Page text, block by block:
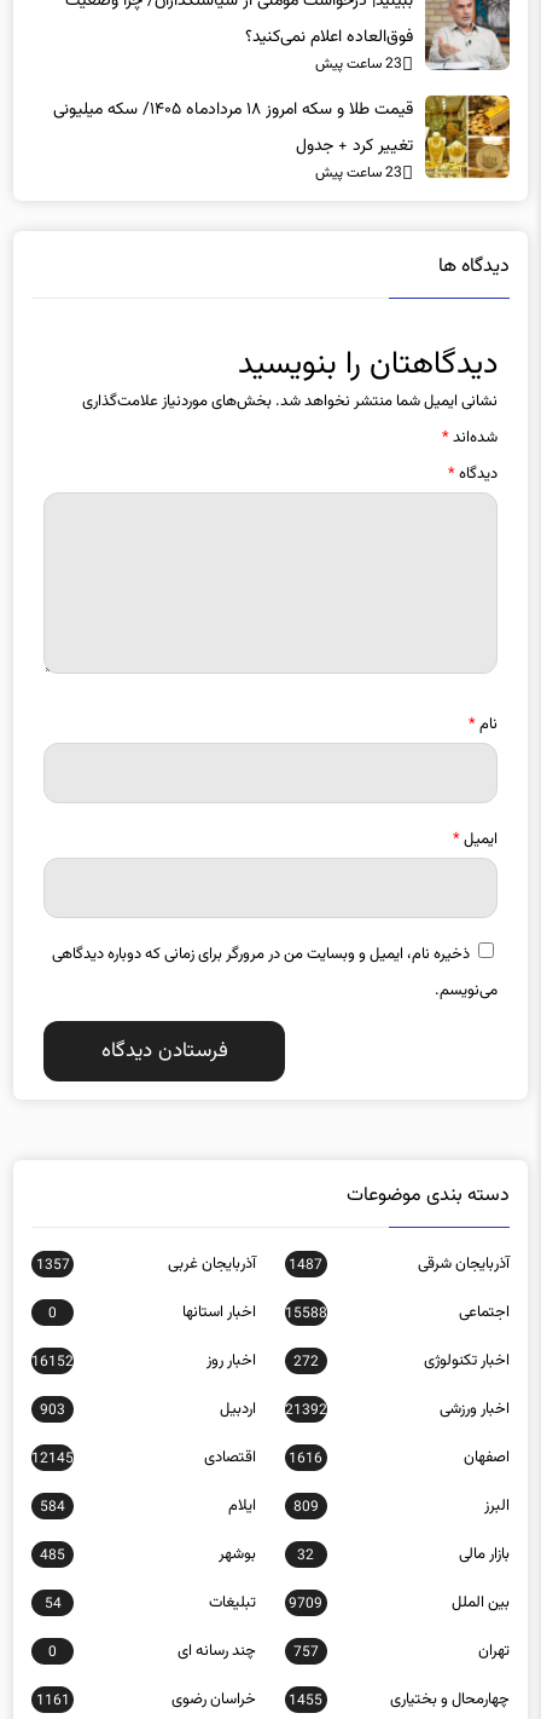
فوق‌العاده اعلام نمی‌کنید؟
23 ساعت پیش
قیمت طلا و سکه امروز ۱۸ مردادماه ۱۴۰۵/ سکه میلیونی
تغییر کرد + جدول
23 ساعت پیش
دیدگاه ها
دیدگاهتان را بنویسید
نشانی ایمیل شما منتشر نخواهد شد. بخش‌های موردنیاز علامت‌گذاری
شده‌اند*
دیدگاه*
نام*
ایمیل*
ذخیره نام، ایمیل و وبسایت من در مرورگر برای زمانی که دوباره دیدگاهی
می‌نویسم.
دسته بندی موضوعات
آذربایجان شرقی 1487 آذربایجان غربی 1357
اجتماعی 15588 اخبار استانها 0
اخبار تکنولوژی 272 اخبار روز 16152
اخبار ورزشی 21392 اردبیل 903
اصفهان 1616 اقتصادی 12145
البرز 809 ایلام 584
بازار مالی 32 بوشهر 485
بین الملل 9709 تبلیغات 54
تهران 757 چند رسانه ای 0
چهارمحال و بختیاری 1455 خراسان رضوی 1161